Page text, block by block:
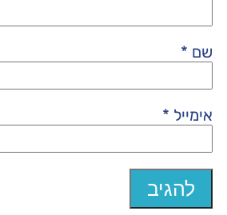
שם *
אימייל *